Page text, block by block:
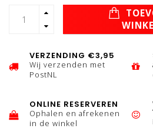
VERZENDING €3,95
Wij verzenden met
PostNL
ONLINE RESERVEREN
Ophalen en afrekenen
in de winkel